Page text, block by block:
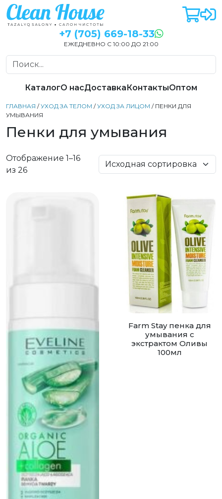
+7 (705) 669-18-33
ЕЖЕДНЕВНО С 10:00 ДО 21:00
КаталогО насДоставкаКонтактыОптом
ГЛАВНАЯ /УХОД ЗА ТЕЛОМ /УХОД ЗА ЛИЦОМ / ПЕНКИ ДЛЯ
УМЫВАНИЯ
Пенки для умывания
Отображение 1–16
из 26
Farm Stay пенка для
умывания с
экстрактом Оливы
100мл